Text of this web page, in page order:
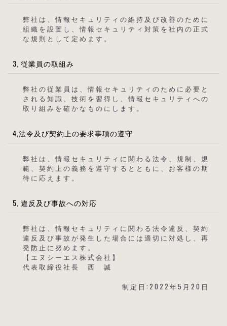
弊社は、情報セキュリティの維持及び改善のために
組織を設置し、情報セキュリティ対策を社内の正式
な規則として定めます。
3, 従業員の取組み
弊社の従業員は、情報セキュリティのために必要と
される知識、技術を習得し、情報セキュリティへの
取り組みを確かなものにします。
4,法令及び契約上の要求事項の遵守
弊社は、情報セキュリティに関わる法令、規制、規
範、契約上の義務を遵守するとともに、お客様の期
待に応えます。
5, 違反及び事故への対応
弊社は、情報セキュリティに関わる法令違反、契約
違反及び事故が発生した場合には適切に対処し、再
発防止に努めます。
【エヌシーエス株式会社】
代表取締役社長 西 誠
制定日:2022年5月20日